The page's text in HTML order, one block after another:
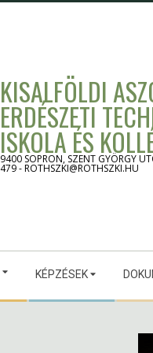
KISALFÖLDI
ERDÉSZETI
ISKOLA ÉS
9400 SOPRON, SZENT GYÖRGY
479 - ROTHSZKI@ROTHSZKI.HU
KÉPZÉSEK